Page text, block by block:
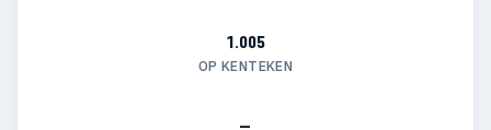
1.005
OP KENTEKEN
—